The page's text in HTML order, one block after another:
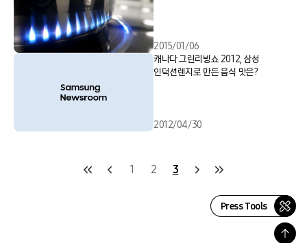
2015/01/06
캐나다 그린리빙쇼 2012, 삼성
인덕션렌지로 만든 음식 맛은?
2012/04/30
1 2 3
Press Tools